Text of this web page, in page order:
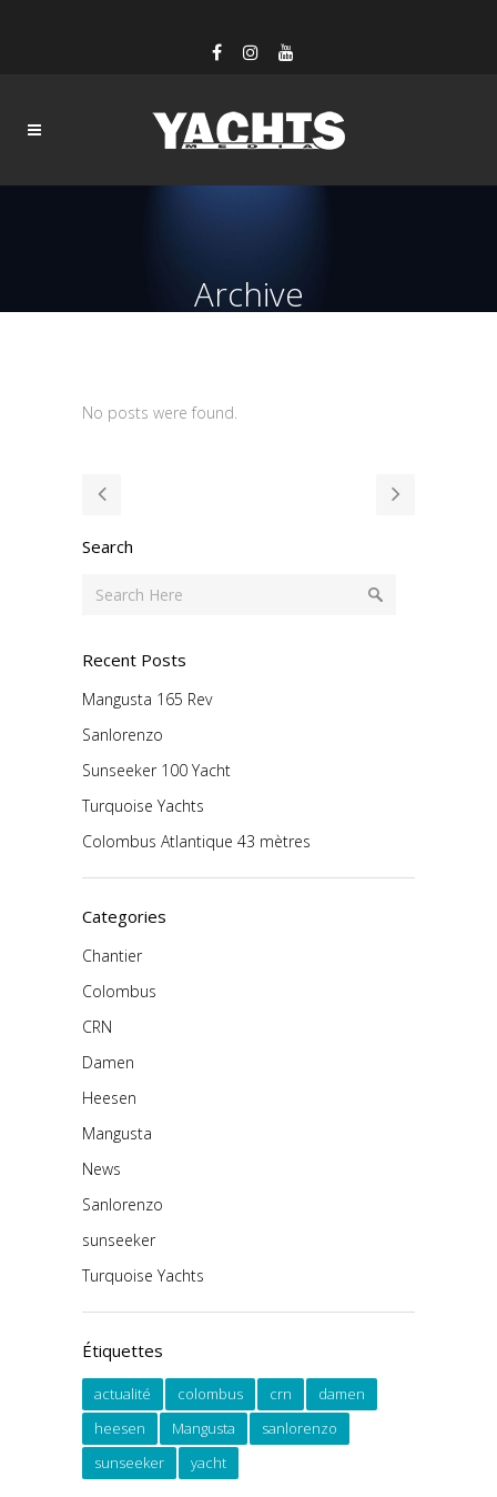
Archive
No posts were found.
Search
Recent Posts
Mangusta 165 Rev
Sanlorenzo
Sunseeker 100 Yacht
Turquoise Yachts
Colombus Atlantique 43 mètres
Categories
Chantier
Colombus
CRN
Damen
Heesen
Mangusta
News
Sanlorenzo
sunseeker
Turquoise Yachts
Étiquettes
actualité colombus crn
damen
heesen
Mangusta
sanlorenzo
sunseeker
yacht